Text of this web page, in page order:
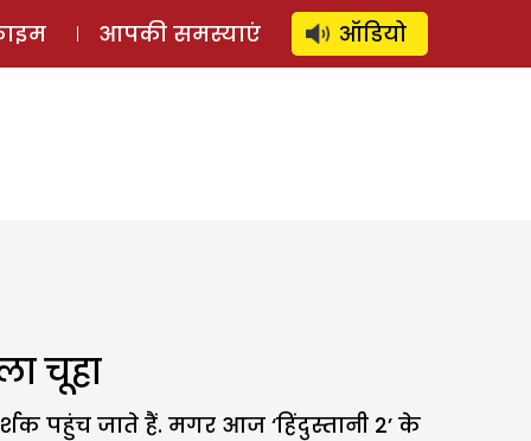
लॉग इन ⚲ SUBSCRIBE
आपकी समस्याएं ऑडियो
चूहा
पहुंच जाते हैं. मगर आज ‘हिंदुस्तानी 2’ के